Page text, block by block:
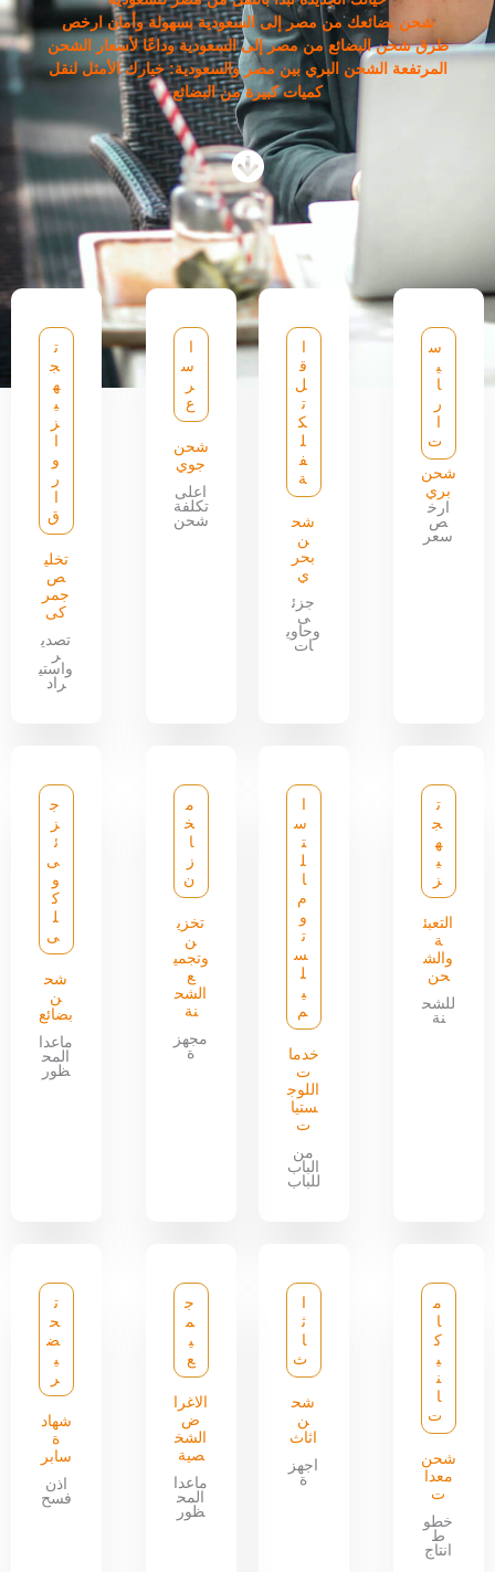
شحن بضائعك من مصر إلى السعودية بسهولة وأمان ارخص
طرق شحن البضائع من مصر إلى السعودية وداعًا لأسعار الشحن
المرتفعة الشحن البري بين مصر والسعودية: خيارك الأمثل لنقل
كميات كبيرة من البضائع
س
ي
ا
ر
ت
شحن
بري
ارخ
ص
سعر
ق
ل
ت
ك
ل
ف
ة
شح
ن
بحر
ي
جزئ
ى
وحاوي
ات
س
ر
ع
شحن
جوي
اعلى
تكلفة
شحن
ت
ج
ه
ي
ز
و
ر
ق
تخلي
ص
جمر
كى
تصدي
ر
واستي
راد
ت
ج
ه
ي
ز
التعبئ
ة
والش
حن
للشح
نة
س
ت
ل
ا
م
و
ت
س
ل
ي
م
خدما
ت
اللوج
ستيا
ت
من
الباب
للباب
م
خ
ا
ز
ن
تخزي
ن
وتجمي
ع
الشح
نة
مجهز
ة
ج
ز
ئ
ى
و
ك
ل
ى
شح
ن
بضائع
ماعدا
المح
ظور
م
ا
ك
ي
ن
ا
ت
شحن
معدا
ت
خطو
ط
انتاج
ث
ا
ث
شح
ن
اثاث
اجهز
ة
ج
م
ي
ع
الاغرا
ض
الشخ
صية
ماعدا
المح
ظور
ت
ح
ض
ي
ر
شهاد
ة
سابر
اذن
فسح